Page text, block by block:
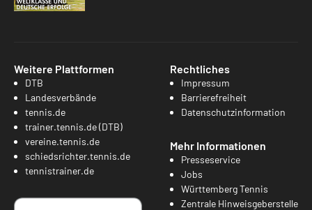
Weitere Plattformen
DTB
Landesverbände
tennis.de
trainer.tennis.de (DTB)
vereine.tennis.de
schiedsrichter.tennis.de
tennistrainer.de
Rechtliches
Impressum
Barrierefreiheit
Datenschutzinformation
Mehr Informationen
Presseservice
Jobs
Württemberg Tennis
Zentrale Hinweisgeberstelle